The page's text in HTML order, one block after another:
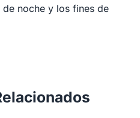
noche y los fines de